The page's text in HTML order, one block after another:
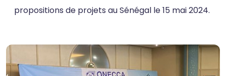
propositions de projets au Sénégal le 15 mai 2024.